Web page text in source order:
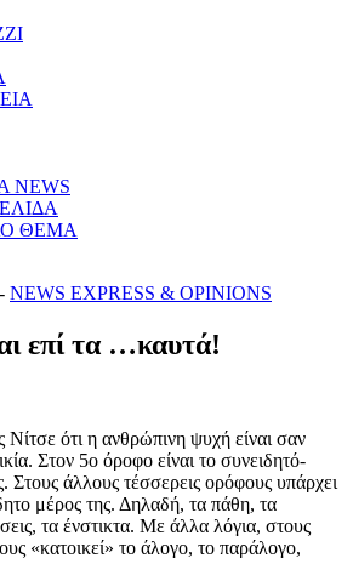
NEWS
ΘΕΜΑ
- NEWS EXPRESS & OPINIONS
επί τα …καυτά!
Νίτσε ότι η ανθρώπινη ψυχή είναι σαν
Στον 5ο όροφο είναι το συνειδητό-
Στους άλλους τέσσερεις ορόφους υπάρχει
μέρος της. Δηλαδή, τα πάθη, τα
τα ένστικτα. Με άλλα λόγια, στους
«κατοικεί» το άλογο, το παράλογο,